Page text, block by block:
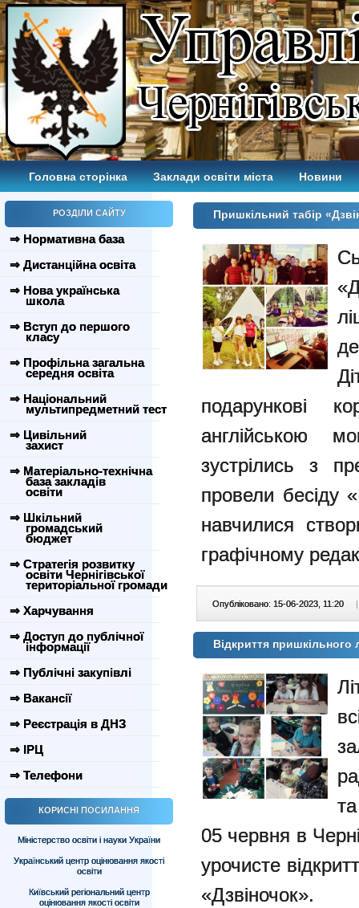
Головна сторінка Заклади освіти міста Новини
РОЗДІЛИ САЙТУ
⇒ Нормативна база
⇒ Дистанційна освіта
⇒ Нова українська
школа
⇒ Вступ до першого
класу
⇒ Профільна загальна
середня освіта
⇒ Національний
мультипредметний тест
⇒ Цивільний
захист
⇒ Матеріально-технічна
база закладів
освіти
⇒ Шкільний
громадський
бюджет
⇒ Стратегія розвитку
освіти Чернігівської
територіальної громади
⇒ Харчування
⇒ Доступ до публічної
інформації
⇒ Публічні закупівлі
⇒ Вакансії
⇒ Реєстрація в ДНЗ
⇒ ІРЦ
⇒ Телефони
КОРИСНІ ПОСИЛАННЯ
Міністерство освіти і науки України
Український центр оцінювання якості
освіти
Київський регіональний центр
оцінювання якості освіти
Пришкільний табір
подарункові
англійською
зустрілись з
провели бесіду
навчилися
графічному
Опубліковано: 15-06-2023, 11:20 |
Відкриття пришкільного
05 червня в
урочисте
«Дзвіночок».